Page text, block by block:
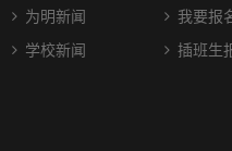
为明新闻
学校新闻
我要报
插班生